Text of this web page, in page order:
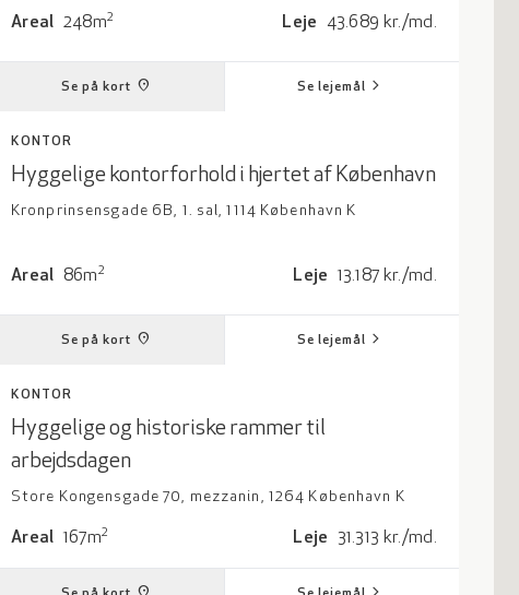
Areal: 248 kvadrat meter
Areal 248m2 Leje: 43689 kroner per måned
Leje 43.689 kr./md.
Se på kort place Se lejemål chevron_right
KONTOR
Hyggelige kontorforhold i hjertet af København
Kronprinsensgade 6B, 1. sal, 1114 København K
Areal: 86 kvadrat meter
Areal 86m2 Leje: 13187 kroner per måned
Leje 13.187 kr./md.
Se på kort place Se lejemål chevron_right
KONTOR
Hyggelige og historiske rammer til
arbejdsdagen
Store Kongensgade 70, mezzanin, 1264 København K
Areal: 167 kvadrat meter
Areal 167m2 Leje: 31313 kroner per måned
Leje 31.313 kr./md.
place